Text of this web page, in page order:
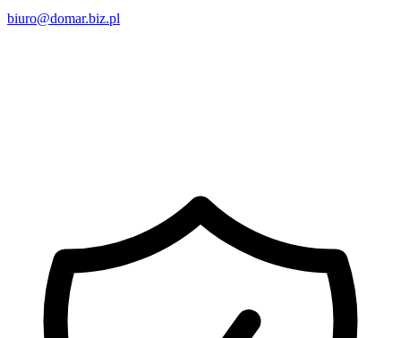
biuro@domar.biz.pl